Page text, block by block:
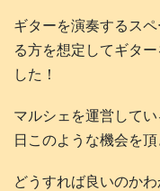
ギターを演奏するス
る方を想定してギタ
した！
マルシェを運営して
日このような機会を頂
どうすれば良いのか